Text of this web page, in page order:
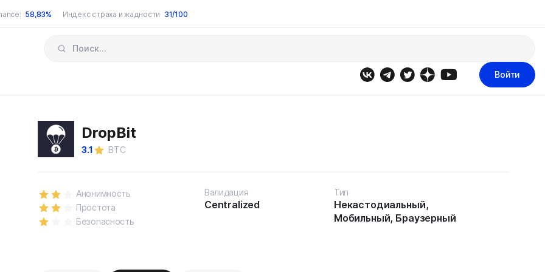
58,83% Индекс страха и жадности 31/100
Войти
DropBit
3.1 BTC
Анонимность
Простота
Безопасность
Валидация
Centralized
Тип
Некастодиальный,
Мобильный, Браузерный